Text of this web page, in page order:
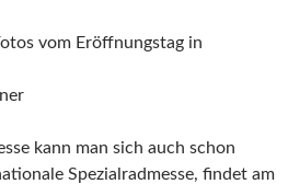
vom Eröffnungstag in
kann man sich auch schon
Spezialradmesse, findet am